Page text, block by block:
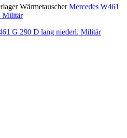
WärmetauscherMercedes W461
Militär
G 290 D lang niederl. Militär